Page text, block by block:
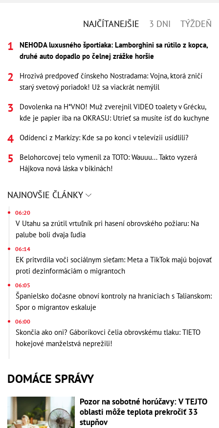
NAJČÍTANEJŠIE 3 DNI TÝŽDEŇ
NEHODA luxusného športiaka: Lamborghini sa rútilo z kopca,
druhé auto dopadlo po čelnej zrážke horšie
Hrozivá predpoveď čínskeho Nostradama: Vojna, ktorá zničí
starý svetový poriadok! Už sa viackrát nemýlil
Dovolenka na H*VNO! Muž zverejnil VIDEO toalety v Grécku,
kde je papier iba na OKRASU: Utrieť sa musíte ísť do kuchyne
Odídenci z Markízy: Kde sa po konci v televízii usídlili?
Belohorcovej telo vymenil za TOTO: Wauuu... Takto vyzerá
Hájkova nová láska v bikinách!
NAJNOVŠIE ČLÁNKY
06:20
V Utahu sa zrútil vrtuľník pri hasení obrovského požiaru: Na
palube boli dvaja ľudia
06:14
EK pritvrdila voči sociálnym sieťam: Meta a TikTok majú bojovať
proti dezinformáciám o migrantoch
06:05
Španielsko dočasne obnoví kontroly na hraniciach s Talianskom:
Spor o migrantov eskaluje
06:00
Skončia ako oni? Gáboríkovci čelia obrovskému tlaku: TIETO
hokejové manželstvá neprežili!
DOMÁCE SPRÁVY
Pozor na sobotné horúčavy: V TEJTO
oblasti môže teplota prekročiť 33
stupňov